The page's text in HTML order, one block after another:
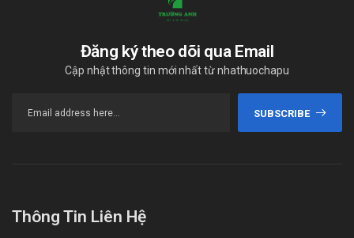
Đăng ký theo dõi qua Email
Cập nhật thông tin mới nhất từ nhathuochapu
SUBSCRIBE
Thông Tin Liên Hệ